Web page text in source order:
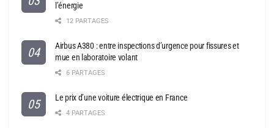
l’énergie
12 PARTAGES
Airbus A380 : entre inspections d’urgence pour fissures et
mue en laboratoire volant
6 PARTAGES
Le prix d’une voiture électrique en France
4 PARTAGES